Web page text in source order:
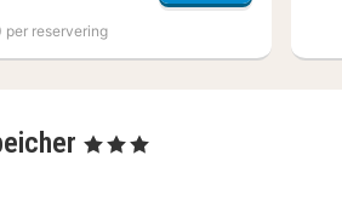
per reservering
, 3 Sterren